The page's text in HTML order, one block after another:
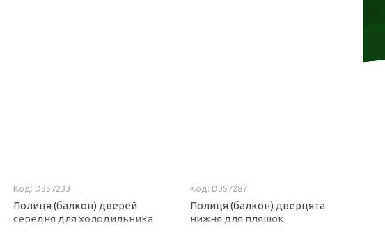
D357233
Полиця (балкон) дверей
середня для холодильника
D357287
Полиця (балкон) дверцята
нижня для пляшок